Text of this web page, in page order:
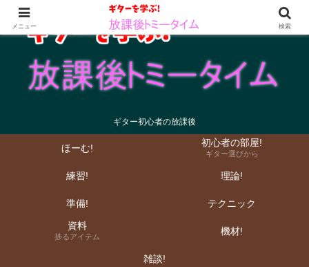
ギター初心者の放課後
ほーむ! 初心者の部屋!
ギター選びから
練習! 理論!
準備!
テクニック
資料
捗るアイテム 機材!
雑談!
メニュー 検索